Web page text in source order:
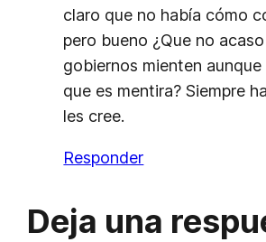
claro que no había cómo
pero bueno ¿Que no
gobiernos mienten
que es mentira? Siempre
les cree.
Responder
Deja una